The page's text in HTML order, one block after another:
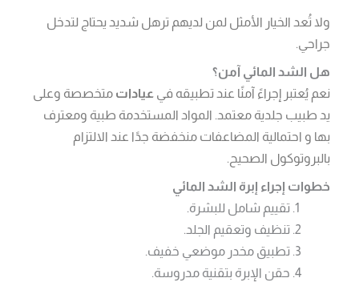
ولا تُعد الخيار الأمثل لمن لديهم ترهل شديد يحتاج لتدخل
جراحي.
هل الشد المائي آمن؟
نعم يُعتبر إجراءً آمنًا عند تطبيقه فيعيادات متخصصة وعلى
يد طبيب جلدية معتمد. المواد المستخدمة طبية ومعترف
بها و احتمالية المضاعفات منخفضة جدًا عند الالتزام
بالبروتوكول الصحيح.
خطوات إجراء إبرة الشد المائي
تقييم شامل للبشرة.
تنظيف وتعقيم الجلد.
تطبيق مخدر موضعي خفيف.
حقن الإبرة بتقنية مدروسة.